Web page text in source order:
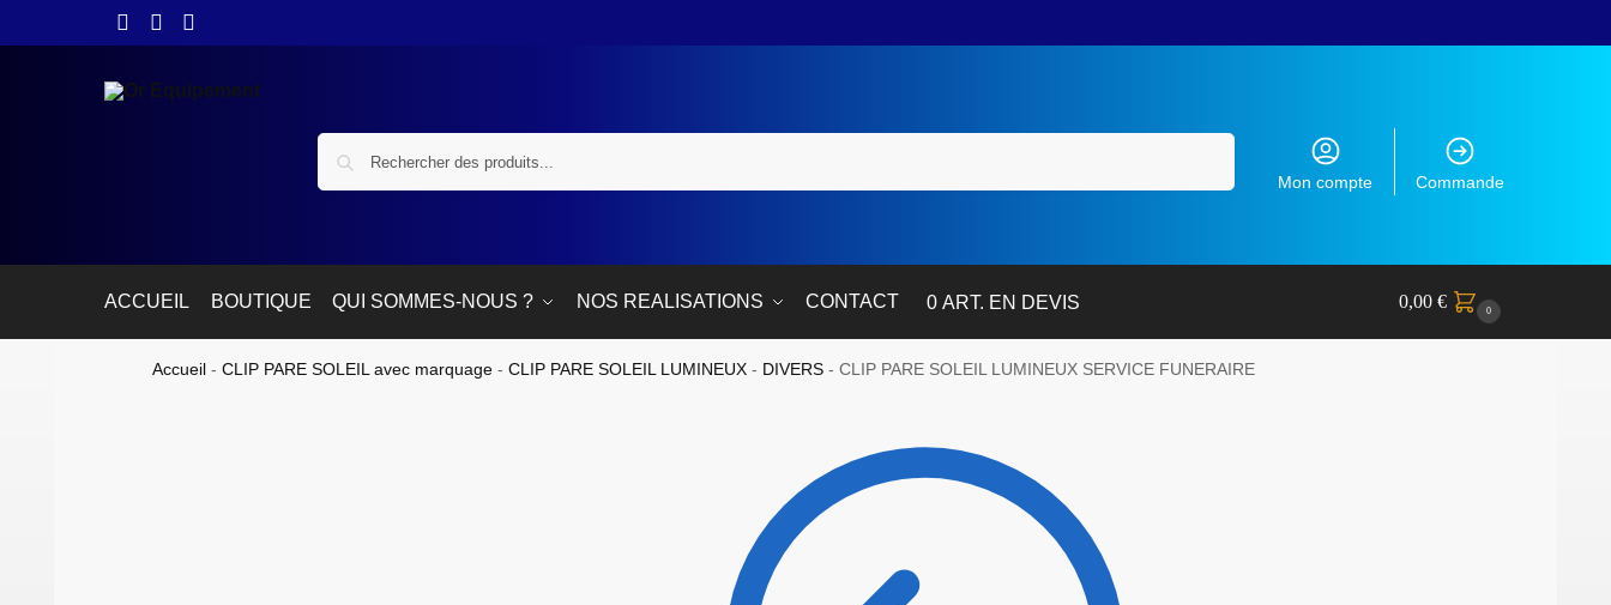
Mon compte Commande
ACCUEIL BOUTIQUE QUI SOMMES-NOUS ? NOS REALISATIONS CONTACT 0 ART. EN DEVIS 0,00 € 0
Accueil -CLIP PARE SOLEIL avec marquage -CLIP PARE SOLEIL LUMINEUX - DIVERS -CLIP PARE SOLEIL LUMINEUX SERVICE FUNERAIRE